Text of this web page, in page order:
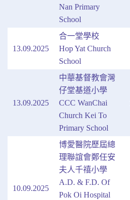
Nan Primary
School
13.09.2025
合一堂學校
Hop Yat Church
School
13.09.2025
中華基督教會灣
仔堂基道小學
CCC WanChai
Church Kei To
Primary School
10.09.2025
博愛醫院歷屆總
理聯誼會鄭任安
夫人千禧小學
A.D. & F.D. Of
Pok Oi Hospital